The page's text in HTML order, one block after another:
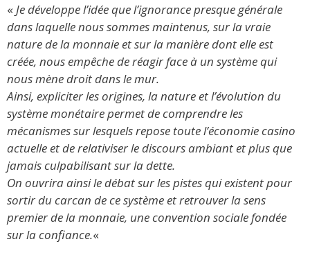
« Je développe l’idée que l’ignorance presque générale
dans laquelle nous sommes maintenus, sur la vraie
nature de la monnaie et sur la manière dont elle est
créée, nous empêche de réagir face à un système qui
nous mène droit dans le mur.
Ainsi, expliciter les origines, la nature et l’évolution du
système monétaire permet de comprendre les
mécanismes sur lesquels repose toute l’économie casino
actuelle et de relativiser le discours ambiant et plus que
jamais culpabilisant sur la dette.
On ouvrira ainsi le débat sur les pistes qui existent pour
sortir du carcan de ce système et retrouver la sens
premier de la monnaie, une convention sociale fondée
sur la confiance.«